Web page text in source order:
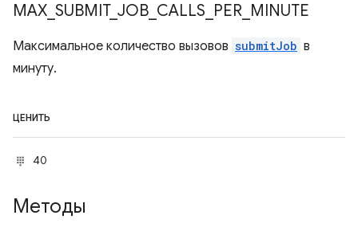
MAX SUBMIT_ JOB CALLS PER MINUTE
Максимальное количество вызовов submitJob в
минуту.
ЦЕНИТЬ
40
Методы